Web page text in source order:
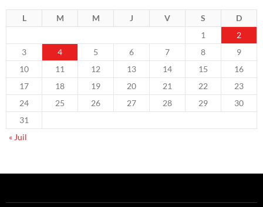
L M M J V S
D
1
2
3
4 5 6 7 8
9
10
11 12 13 14 15
16
17
18 19 20 21 22
23
24
25 26 27 28 29
30
31
« Juil